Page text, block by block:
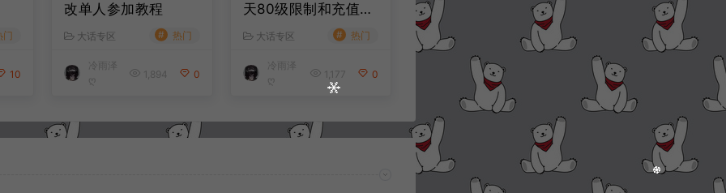
门
10
改单人参加教程
大话专区 # 热门
冷雨泽
ღ
1,894 0
天80级限制和充值60
元限制教程
大话专区 # 热门
冷雨泽
ღ
1,177 0